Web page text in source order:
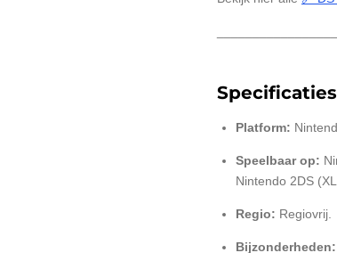
Platform:
Speelbaar op:
Nintendo 2DS
Regio: Regiovrij.
Bijzonderheden: